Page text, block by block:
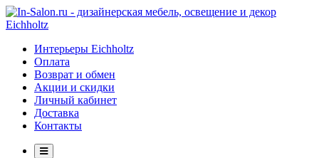
Интерьеры Eichholtz
Оплата
Возврат и обмен
Акции и скидки
Личный кабинет
Доставка
Контакты